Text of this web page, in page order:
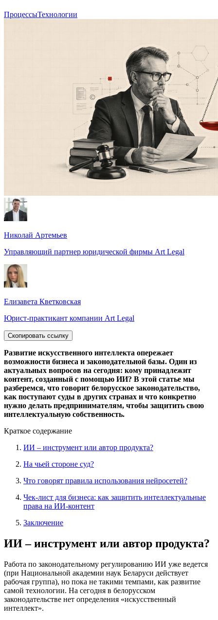
ПроцессыТехнологии
Николай Артемьев
Управляющий партнер юридической фирмы Art Legal
Елизавета Кветковская
Юрист-практикант компании Art Legal
Скопировать ссылку
Развитие искусственного интеллекта опережает
возможности бизнеса и законодательной базы. Один из
актуальных вопросов на сегодня: кому принадлежит
контент, созданный с помощью ИИ? В этой статье мы
разберемся, что говорит белорусское законодательство,
как поступают суды в других странах и что конкретно
нужно делать предпринимателям, чтобы защитить свою
интеллектуальную собственность.
Краткое содержание
ИИ – инструмент или автор продукта?
На чьей стороне суд?
Что говорят правила использования нейросетей?
Чек-лист для бизнеса: как защитить интеллектуальные
права на ИИ-контент
Заключение
ИИ – инструмент или автор продукта?
Работа по законодательному регулированию ИИ уже ведется
(при Национальной академии наук Беларуси действует
рабочая группа), но пока не такими темпами, как развитие
самой технологии. На сегодня в белорусском
законодательстве нет определения «искусственный
интеллект».